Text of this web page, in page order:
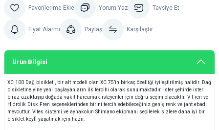
Yorum Yaz Tavsiye Et
Fiyat Alarmı Paylaş Karşılaştır
Ürün Bilgisi
XC 100 Dağ bisikleti, bir alt modeli olan XC 75’in birkaç özelliği iyileştirilmiş halidir. Dağ
bisikletine yine yeni başlayanların ilk tercihi olarak sunulmaktadır. İster şehirde ister
biraz uzaklaşıp doğada vakit harcamak isteyenler için doğru seçim olacaktır. V-Fren ve
Hidrolik Disk Fren seçeneklerinden birini tercih edebileceğiniz geniş renk ve jant ebadı
mevcuttur. Vites sistemi ve aynakolun Shimano ekipmanı seçilerek sizlere daha iyi bir
bisiklet keyfi yaşatmak için hazır.